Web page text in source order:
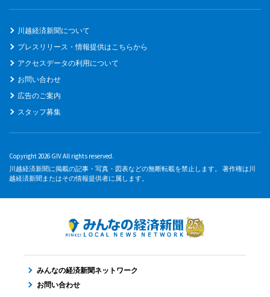
川越経済新聞について
プレスリリース・情報提供はこちらから
アクセスデータの利用について
お問い合わせ
広告のご案内
スタッフ募集
Copyright 2026 GIV All rights reserved.
川越経済新聞に掲載の記事・写真・図表などの無断転載を禁止します。 著作権は川
越経済新聞またはその情報提供者に属します。
みんなの経済新聞ネットワーク
お問い合わせ